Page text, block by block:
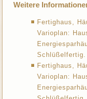
Weitere
Fertighaus,
Varioplan:
Schlüßelfertig.
Fertighaus,
Varioplan: